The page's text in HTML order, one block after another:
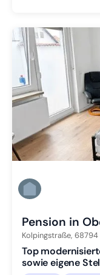
Pension in
Kolpingstraße, 68794
Top
sowie eigene